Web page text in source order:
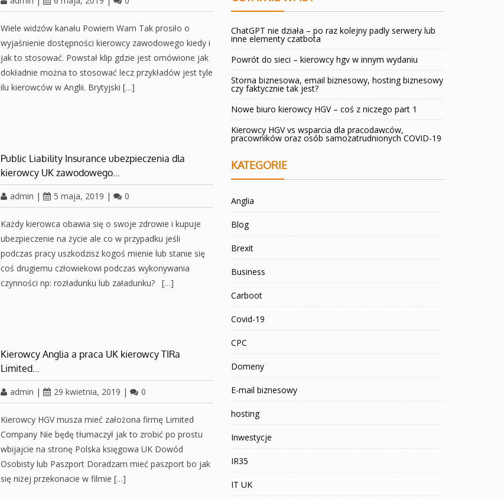
Wiele widzów kanału Powiem Wam Tak prosiło o
wyjaśnienie dostępności kierowcy zawodowego kiedy i
jak to stosować. Powstał klip gdzie jest omówione jak
dokładnie można to stosować lecz przykładów jest tyle
ilu kierowców w Anglii. Brytyjski […]
Public Liability Insurance ubezpieczenia dla
kierowcy UK zawodowego…
admin | 5 maja, 2019 | 0
Każdy kierowca obawia się o swoje zdrowie i kupuje
ubezpieczenie na życie ale co w przypadku jeśli
podczas pracy uszkodzisz kogoś mienie lub stanie się
coś drugiemu człowiekowi podczas wykonywania
czynności np: rozładunku lub załadunku? […]
Kierowcy Anglia a praca UK kierowcy TIRa
Limited…
admin | 29 kwietnia, 2019 | 0
Kierowcy HGV musza mieć założona firmę Limited
Company Nie będę tłumaczył jak to zrobić po prostu
wbijajcie na stronę Polska księgowa UK Dowód
Osobisty lub Paszport Doradzam mieć paszport bo jak
się niżej przekonacie w filmie […]
ChatGPT nie działa – po raz kolejny padly serwery lub
inne elementy czatbota
Powrót do sieci – kierowcy hgv w innym wydaniu
Storna biznesowa, email biznesowy, hosting biznesowy
czy faktycznie tak jest?
Nowe biuro kierowcy HGV – coś z niczego part 1
Kierowcy HGV vs wsparcia dla pracodawców,
pracowników oraz osób samozatrudnionych COVID-19
KATEGORIE
Anglia
Blog
Brexit
Business
Carboot
Covid-19
CPC
Domeny
E-mail biznesowy
hosting
Inwestycje
IR35
IT UK